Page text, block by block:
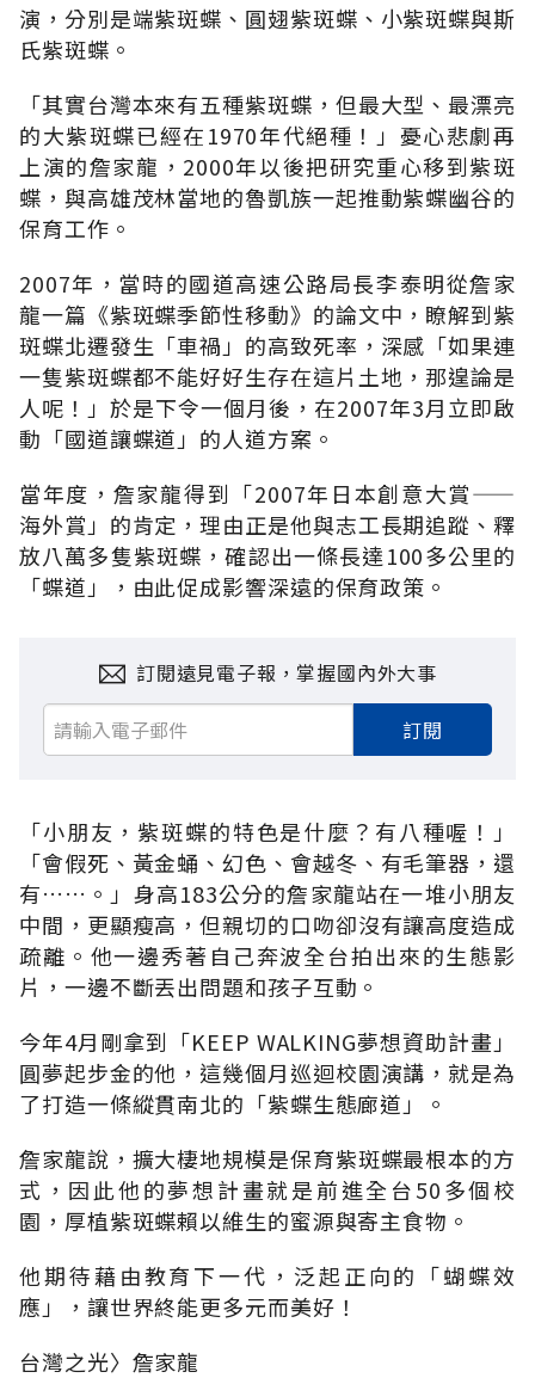
演，分別是端紫斑蝶、圓翅紫斑蝶、小紫斑蝶與斯
氏紫斑蝶。
「其實台灣本來有五種紫斑蝶，但最大型、最漂亮
的大紫斑蝶已經在1970年代絕種！」憂心悲劇再
上演的詹家龍，2000年以後把研究重心移到紫斑
蝶，與高雄茂林當地的魯凱族一起推動紫蝶幽谷的
保育工作。
2007年，當時的國道高速公路局長李泰明從詹家
龍一篇《紫斑蝶季節性移動》的論文中，瞭解到紫
斑蝶北遷發生「車禍」的高致死率，深感「如果連
一隻紫斑蝶都不能好好生存在這片土地，那遑論是
人呢！」於是下令一個月後，在2007年3月立即啟
動「國道讓蝶道」的人道方案。
當年度，詹家龍得到「2007年日本創意大賞——
海外賞」的肯定，理由正是他與志工長期追蹤、釋
放八萬多隻紫斑蝶，確認出一條長達100多公里的
「蝶道」，由此促成影響深遠的保育政策。
訂閱遠見電子報，掌握國內外大事
訂閱
「小朋友，紫斑蝶的特色是什麼？有八種喔！」
「會假死、黃金蛹、幻色、會越冬、有毛筆器，還
有……。」身高183公分的詹家龍站在一堆小朋友
中間，更顯瘦高，但親切的口吻卻沒有讓高度造成
疏離。他一邊秀著自己奔波全台拍出來的生態影
片，一邊不斷丟出問題和孩子互動。
今年4月剛拿到「KEEP WALKING夢想資助計畫」
圓夢起步金的他，這幾個月巡迴校園演講，就是為
了打造一條縱貫南北的「紫蝶生態廊道」。
詹家龍說，擴大棲地規模是保育紫斑蝶最根本的方
式，因此他的夢想計畫就是前進全台50多個校
園，厚植紫斑蝶賴以維生的蜜源與寄主食物。
他期待藉由教育下一代，泛起正向的「蝴蝶效
應」，讓世界終能更多元而美好！
台灣之光〉詹家龍